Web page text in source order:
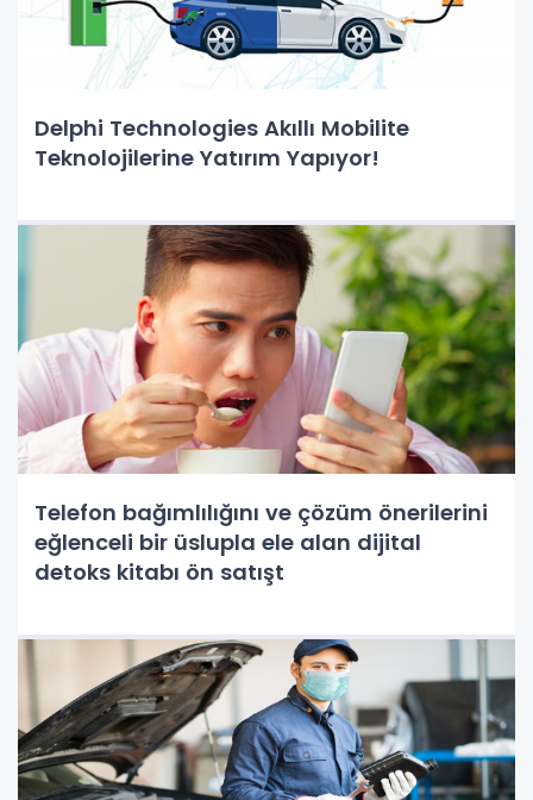
Delphi Technologies Akıllı Mobilite
Teknolojilerine Yatırım Yapıyor!
Telefon bağımlılığını ve çözüm önerilerini
eğlenceli bir üslupla ele alan dijital
detoks kitabı ön satışt